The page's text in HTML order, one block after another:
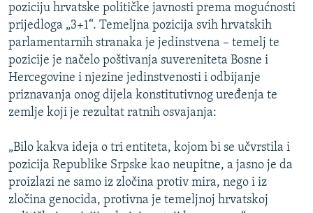
poziciju hrvatske političke javnosti prema mogućnosti
prijedloga „3+1“. Temeljna pozicija svih hrvatskih
parlamentarnih stranaka je jedinstvena – temelj te
pozicije je načelo poštivanja suvereniteta Bosne i
Hercegovine i njezine jedinstvenosti i odbijanje
priznavanja onog dijela konstitutivnog uređenja te
zemlje koji je rezultat ratnih osvajanja:
„Bilo kakva ideja o tri entiteta, kojom bi se učvrstila i
pozicija Republike Srpske kao neupitne, a jasno je da
proizlazi ne samo iz zločina protiv mira, nego i iz
zločina genocida, protivna je temeljnoj hrvatskoj